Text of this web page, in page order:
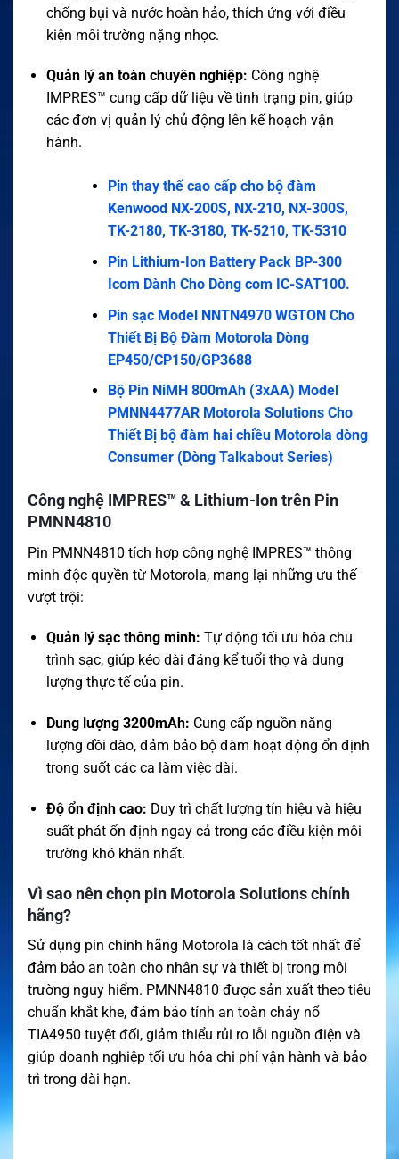
chống bụi và nước hoàn hảo, thích ứng với điều
kiện môi trường nặng nhọc.
Quản lý an toàn chuyên nghiệp: Công nghệ
IMPRES™ cung cấp dữ liệu về tình trạng pin, giúp
các đơn vị quản lý chủ động lên kế hoạch vận
hành.
Pin thay thế cao cấp cho bộ đàm
Kenwood NX-200S, NX-210, NX-300S,
TK-2180, TK-3180, TK-5210, TK-5310
Pin Lithium-Ion Battery Pack BP-300
Icom Dành Cho Dòng com IC-SAT100.
Pin sạc Model NNTN4970 WGTON Cho
Thiết Bị Bộ Đàm Motorola Dòng
EP450/CP150/GP3688
Bộ Pin NiMH 800mAh (3xAA) Model
PMNN4477AR Motorola Solutions Cho
Thiết Bị bộ đàm hai chiều Motorola dòng
Consumer (Dòng Talkabout Series)
Công nghệ IMPRES™ & Lithium-Ion trên Pin
PMNN4810
Pin PMNN4810 tích hợp công nghệ IMPRES™ thông
minh độc quyền từ Motorola, mang lại những ưu thế
vượt trội:
Quản lý sạc thông minh: Tự động tối ưu hóa chu
trình sạc, giúp kéo dài đáng kể tuổi thọ và dung
lượng thực tế của pin.
Dung lượng 3200mAh: Cung cấp nguồn năng
lượng dồi dào, đảm bảo bộ đàm hoạt động ổn định
trong suốt các ca làm việc dài.
Độ ổn định cao: Duy trì chất lượng tín hiệu và hiệu
suất phát ổn định ngay cả trong các điều kiện môi
trường khó khăn nhất.
Vì sao nên chọn pin Motorola Solutions chính
hãng?
Sử dụng pin chính hãng Motorola là cách tốt nhất để
đảm bảo an toàn cho nhân sự và thiết bị trong môi
trường nguy hiểm. PMNN4810 được sản xuất theo tiêu
chuẩn khắt khe, đảm bảo tính an toàn cháy nổ
TIA4950 tuyệt đối, giảm thiểu rủi ro lỗi nguồn điện và
giúp doanh nghiệp tối ưu hóa chi phí vận hành và bảo
trì trong dài hạn.